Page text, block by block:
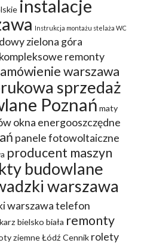
instalacje
Instrukcja montażu stelaża WC
zielona góra
kompleksowe remonty
warszawa
sprzedaż
Poznań maty
okna energooszczędne
panele fotowoltaiczne
producent maszyn
budowlane
warszawa
warszawa telefon
bielsko biała remonty
ziemne Łódź Cennik rolety